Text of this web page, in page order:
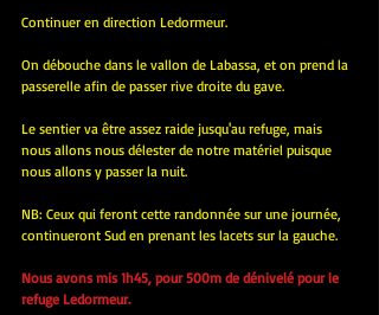
Continuer en direction Ledormeur.
On débouche dans le vallon de Labassa, et on prend la
passerelle afin de passer rive droite du gave.
Le sentier va être assez raide jusqu'au refuge, mais
nous allons nous délester de notre matériel puisque
nous allons y passer la nuit.
NB: Ceux qui feront cette randonnée sur une journée,
continueront Sud en prenant les lacets sur la gauche.
Nous avons mis 1h45, pour 500m de dénivelé pour le
refuge Ledormeur.